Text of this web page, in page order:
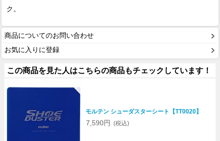
ク。
商品についてのお問い合わせ
お気に入りに登録
この商品を見た人はこちらの商品もチェックしています！
モルテン シューダスターシート【TT0020】
7,590円 (税込)